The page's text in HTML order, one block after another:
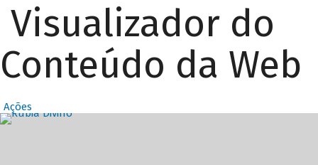
Visualizador do
Conteúdo da Web
Ações
Destaques